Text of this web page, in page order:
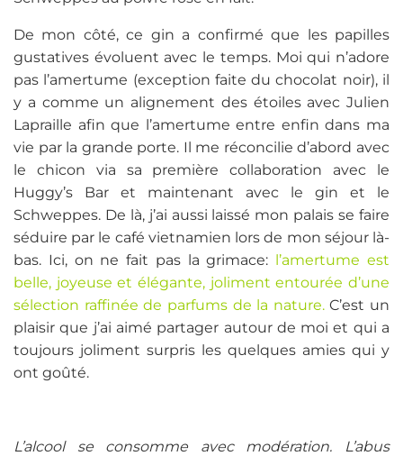
De mon côté, ce gin a confirmé que les papilles
gustatives évoluent avec le temps. Moi qui n’adore
pas l’amertume (exception faite du chocolat noir), il
y a comme un alignement des étoiles avec Julien
Lapraille afin que l’amertume entre enfin dans ma
vie par la grande porte. Il me réconcilie d’abord avec
le chicon via sa première collaboration avec le
Huggy’s Bar et maintenant avec le gin et le
Schweppes. De là, j’ai aussi laissé mon palais se faire
séduire par le café vietnamien lors de mon séjour là-
bas. Ici, on ne fait pas la grimace: l’amertume est
belle, joyeuse et élégante, joliment entourée d’une
sélection raffinée de parfums de la nature.C’est un
plaisir que j’ai aimé partager autour de moi et qui a
toujours joliment surpris les quelques amies qui y
ont goûté.
L’alcool se consomme avec modération. L’abus